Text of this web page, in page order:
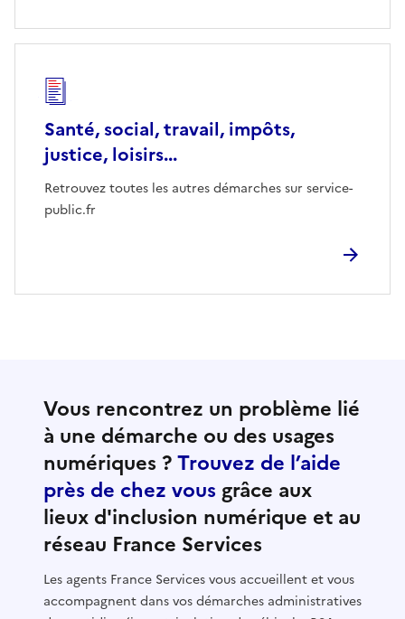
Santé, social, travail, impôts,
justice, loisirs...
Retrouvez toutes les autres démarches sur service-
public.fr
Vous rencontrez un problème lié
à une démarche ou des usages
numériques ?Trouvez de l’aide
près de chez vous grâce aux
lieux d'inclusion numérique et au
réseau France Services
Les agents France Services vous accueillent et vous
accompagnent dans vos démarches administratives